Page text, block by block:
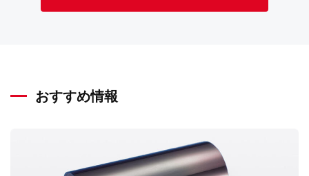
おすすめ情報